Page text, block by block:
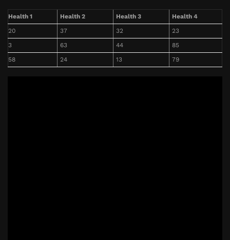
Health 1 Health 2 Health 3
Health 4
20
37 32
23
3
63 44
85
58
24 13 79